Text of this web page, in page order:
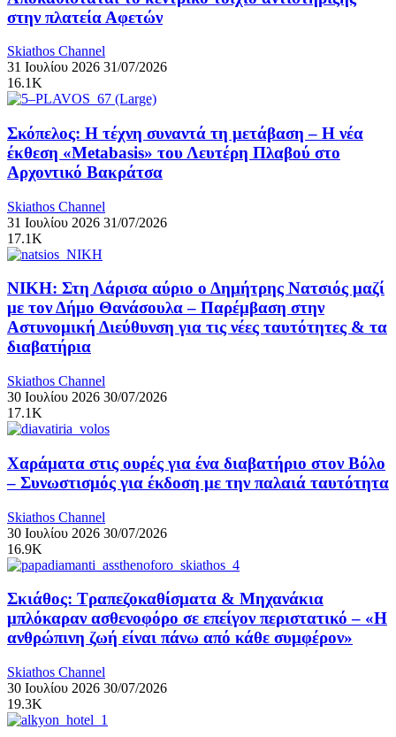
στην πλατεία Αφετών
Skiathos Channel
31 Ιουλίου 2026 31/07/2026
16.1K
Σκόπελος: Η τέχνη συναντά τη μετάβαση – Η νέα
έκθεση «Metabasis» του Λευτέρη Πλαβού στο
Αρχοντικό Βακράτσα
Skiathos Channel
31 Ιουλίου 2026 31/07/2026
17.1K
ΝΙΚΗ: Στη Λάρισα αύριο ο Δημήτρης Νατσιός μαζί
με τον Δήμο Θανάσουλα – Παρέμβαση στην
Αστυνομική Διεύθυνση για τις νέες ταυτότητες & τα
διαβατήρια
Skiathos Channel
30 Ιουλίου 2026 30/07/2026
17.1K
Χαράματα στις ουρές για ένα διαβατήριο στον Βόλο
– Συνωστισμός για έκδοση με την παλαιά ταυτότητα
Skiathos Channel
30 Ιουλίου 2026 30/07/2026
16.9K
Σκιάθος: Τραπεζοκαθίσματα & Μηχανάκια
μπλόκαραν ασθενοφόρο σε επείγον περιστατικό – «Η
ανθρώπινη ζωή είναι πάνω από κάθε συμφέρον»
Skiathos Channel
30 Ιουλίου 2026 30/07/2026
19.3K